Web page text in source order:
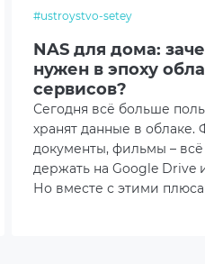
FAT
NTFS
AFP
SMB
#ustroystvo-setey
NAS для дома:
нужен в эпоху
сервисов?
Сегодня всё больше
хранят данные в облаке.
документы, фильмы – всё
держать на Google Drive
Но вместе с этими